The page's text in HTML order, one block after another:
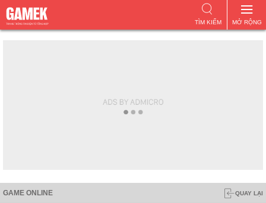
MỞ RỘNG
TÌM KIẾM
GAME ONLINE QUAY LẠI